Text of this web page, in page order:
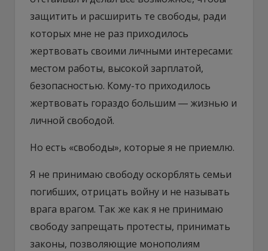
защитить и расширить те свободы, ради
которых мне не раз приходилось
жертвовать своими личными интересами:
местом работы, высокой зарплатой,
безопасностью. Кому-то приходилось
жертвовать гораздо большим ― жизнью и
личной свободой.
Но есть «свободы», которые я не приемлю.
Я не принимаю свободу оскорблять семьи
погибших, отрицать войну и не называть
врага врагом. Так же как я не принимаю
свободу запрещать протесты, принимать
законы, позволяющие монополиям